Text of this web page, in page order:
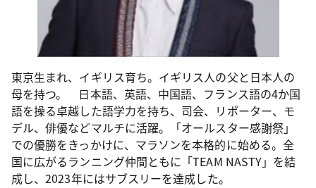
東京生まれ、イギリス育ち。イギリス人の父と日本人の
母を持つ。 日本語、英語、中国語、フランス語の4か国
語を操る卓越した語学力を持ち、司会、リポーター、モ
デル、俳優などマルチに活躍。「オールスター感謝祭」
での優勝をきっかけに、マラソンを本格的に始める。全
国に広がるランニング仲間ともに「TEAM NASTY」を結
成し、2023年にはサブスリーを達成した。